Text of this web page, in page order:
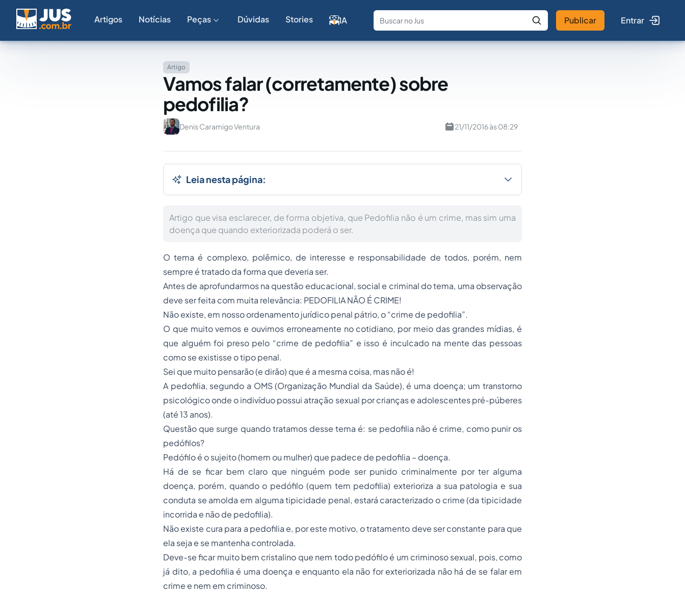
Artigos Notícias Peças Dúvidas Stories IA
Fale com a IA Buscar no Jus
Publicar Entrar
Artigo
Vamos falar (corretamente) sobre
pedofilia?
Denis Caramigo Ventura 21/11/2016 às 08:29
Leia nesta página:
Artigo que visa esclarecer, de forma objetiva, que Pedofilia não é um crime, mas sim uma
doença que quando exteriorizada poderá o ser.
O tema é complexo, polêmico, de interesse e responsabilidade de todos, porém, nem
sempre é tratado da forma que deveria ser.
Antes de aprofundarmos na questão educacional, social e criminal do tema, uma observação
deve ser feita com muita relevância: PEDOFILIA NÃO É CRIME!
Não existe, em nosso ordenamento jurídico penal pátrio, o “crime de pedofilia”.
O que muito vemos e ouvimos erroneamente no cotidiano, por meio das grandes mídias, é
que alguém foi preso pelo “crime de pedofilia” e isso é inculcado na mente das pessoas
como se existisse o tipo penal.
Sei que muito pensarão (e dirão) que é a mesma coisa, mas não é!
A pedofilia, segundo a OMS (Organização Mundial da Saúde), é uma doença; um transtorno
psicológico onde o indivíduo possui atração sexual por crianças e adolescentes pré-púberes
(até 13 anos).
Questão que surge quando tratamos desse tema é: se pedofilia não é crime, como punir os
pedófilos?
Pedófilo é o sujeito (homem ou mulher) que padece de pedofilia – doença.
Há de se ficar bem claro que ninguém pode ser punido criminalmente por ter alguma
doença, porém, quando o pedófilo (quem tem pedofilia) exterioriza a sua patologia e sua
conduta se amolda em algumatipicidade penal, estará caracterizado o crime (da tipicidade
incorrida e não de pedofilia).
Não existe cura para a pedofilia e, por este motivo, o tratamento deve ser constante para que
ela seja e se mantenha controlada.
Deve-se ficar muito bem cristalino que nem todo pedófilo é um criminoso sexual, pois, como
já dito, a pedofilia é uma doença e enquanto ela não for exteriorizada não há de se falar em
crime e nem em criminoso.